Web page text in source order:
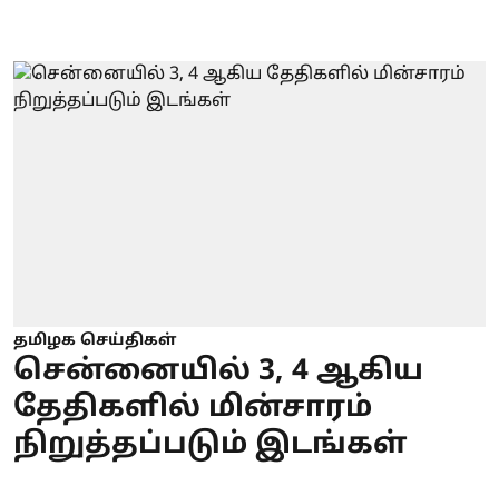
தமிழக செய்திகள்
சென்னையில் 3, 4 ஆகிய
தேதிகளில் மின்சாரம்
நிறுத்தப்படும் இடங்கள்